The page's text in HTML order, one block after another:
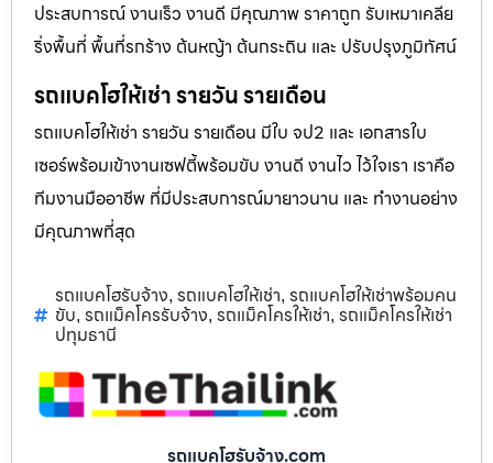
ประสบการณ์ งานเร็ว งานดี มีคุณภาพ ราคาถูก รับเหมาเคลีย
ริ่งพื้นที่ พื้นที่รกร้าง ต้นหญ้า ต้นกระถิน และ ปรับปรุงภูมิทัศน์
รถแบคโฮให้เช่า รายวัน รายเดือน
รถแบคโฮให้เช่า รายวัน รายเดือน มีใบ จป2 และ เอกสารใบ
เซอร์พร้อมเข้างานเซฟตี้พร้อมขับ งานดี งานไว ไว้ใจเรา เราคือ
ทีมงานมืออาชีพ ที่มีประสบการณ์มายาวนาน และ ทำงานอย่าง
มีคุณภาพที่สุด
รถแบคโฮรับจ้าง, รถแบคโฮให้เช่า, รถแบคโฮให้เช่าพร้อมคน
ขับ, รถแม็คโครรับจ้าง, รถแม็คโครให้เช่า, รถแม็คโครให้เช่า
ปทุมธานี
รถแบคโฮรับจ้าง.com